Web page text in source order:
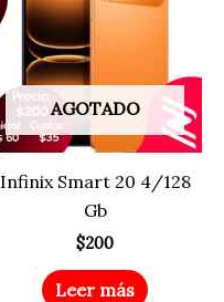
AGOTADO
Infinix Smart 20 4/128
Gb
$200
Leer más